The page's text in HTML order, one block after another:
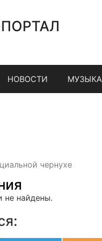
НОВОСТИ МУЗЫКА
чернухе
не найдены.